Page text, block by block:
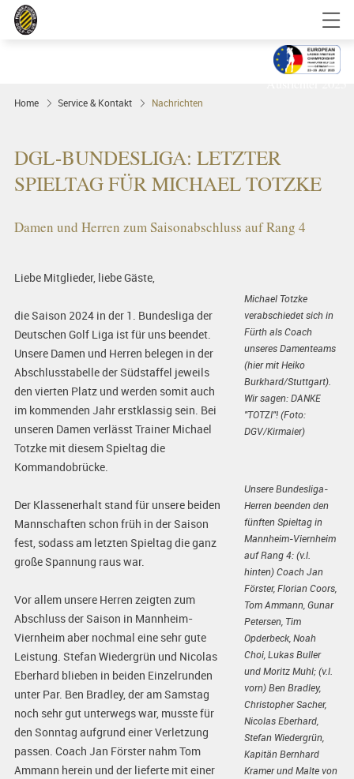
Home Service & Kontakt Nachrichten
DGL-BUNDESLIGA: LETZTER
SPIELTAG FÜR MICHAEL TOTZKE
Damen und Herren zum Saisonabschluss auf Rang 4
Liebe Mitglieder, liebe Gäste,
die Saison 2024 in der 1. Bundesliga der
Deutschen Golf Liga ist für uns beendet.
Unsere Damen und Herren belegen in der
Abschlusstabelle der Südstaffel jeweils
den vierten Platz und werden somit auch
im kommenden Jahr erstklassig sein. Bei
unseren Damen verlässt Trainer Michael
Totzke mit diesem Spieltag die
Kommandobrücke.
Der Klassenerhalt stand für unsere beiden
Mannschaften schon früh in der Saison
fest, sodass am letzten Spieltag die ganz
große Spannung raus war.
Vor allem unsere Herren zeigten zum
Abschluss der Saison in Mannheim-
Viernheim aber nochmal eine sehr gute
Leistung. Stefan Wiedergrün und Nicolas
Eberhard blieben in beiden Einzelrunden
unter Par. Ben Bradley, der am Samstag
noch sehr gut unterwegs war, musste für
den Sonntag aufgrund einer Verletzung
passen. Coach Jan Förster nahm Tom
Ammann herein und der lieferte mit einer
Michael Totzke
verabschiedet sich in
Fürth als Coach
unseres Damenteams
(hier mit Heiko
Burkhard/Stuttgart).
Wir sagen: DANKE
"TOTZI"! (Foto:
DGV/Kirmaier)
Unsere Bundesliga-
Herren beenden den
fünften Spieltag in
Mannheim-Viernheim
auf Rang 4: (v.l.
hinten) Coach Jan
Förster, Florian Coors,
Tom Ammann, Gunar
Petersen, Tim
Opderbeck, Noah
Choi, Lukas Buller
und Moritz Muhl; (v.l.
vorn) Ben Bradley,
Christopher Sacher,
Nicolas Eberhard,
Stefan Wiedergrün,
Kapitän Bernhard
Kramer und Malte von